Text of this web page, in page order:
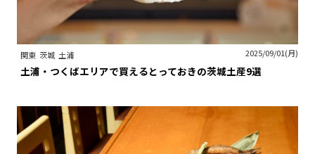
関東 茨城 土浦 2025/09/01(月)
土浦・つくばエリアで買えるとっておきの茨城土産9選